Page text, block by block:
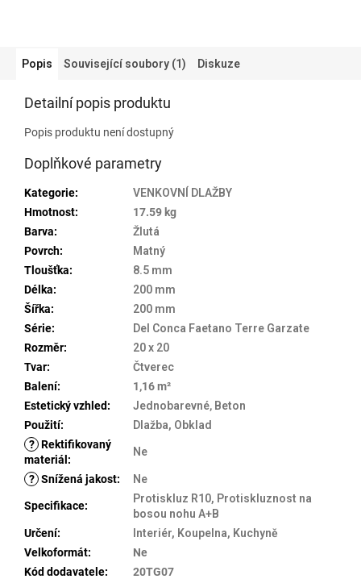
Popis Související soubory (1) Diskuze
Detailní popis produktu
Popis produktu není dostupný
Doplňkové parametry
Kategorie:
VENKOVNÍ DLAŽBY
Hmotnost:
17.59 kg
Barva:
Žlutá
Povrch:
Matný
Tloušťka:
8.5 mm
Délka:
200 mm
Šířka:
200 mm
Série:
Del Conca Faetano Terre Garzate
Rozměr:
20 x 20
Tvar:
Čtverec
Balení:
1,16 m²
Estetický vzhled: Jednobarevné, Beton
Použití:
Dlažba, Obklad
? Rektifikovaný
materiál :
Ne
? Snížená jakost: Ne
Specifikace:
Protiskluz R10, Protiskluznost na
bosou nohu A+B
Určení:
Interiér, Koupelna, Kuchyně
Velkoformát:
Ne
Kód dodavatele:
20TG07